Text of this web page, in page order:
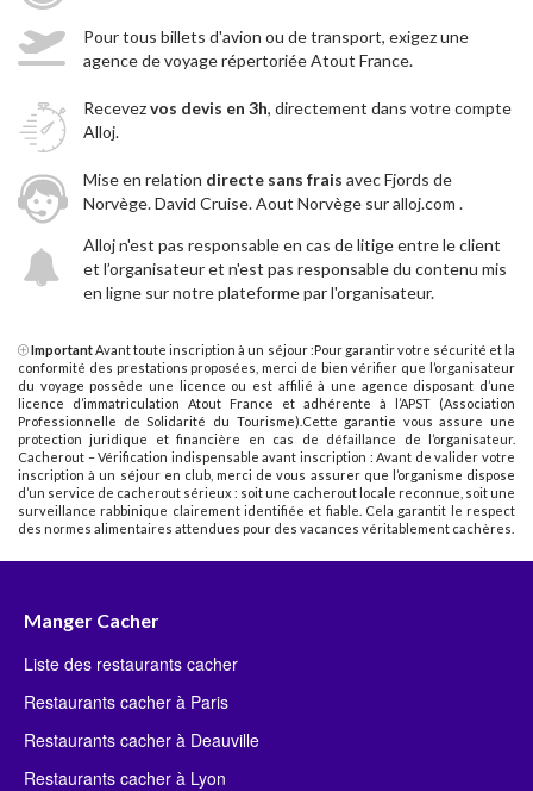
Pour tous billets d'avion ou de transport, exigez une
agence de voyage répertoriée Atout France.
Recevezvos devis en 3h, directement dans votre compte
Alloj.
Mise en relation directe sans frais avec Fjords de
Norvège. David Cruise. Aout Norvège sur alloj.com .
Alloj n'est pas responsable en cas de litige entre le client
et l’organisateur et n'est pas responsable du contenu mis
en ligne sur notre plateforme par l'organisateur.
ImportantAvant toute inscription à un séjour :Pour garantir votre sécurité et la
conformité des prestations proposées, merci de bien vérifier que l’organisateur
du voyage possède une licence ou est affilié à une agence disposant d’une
licence d’immatriculation Atout France et adhérente à l’APST (Association
Professionnelle de Solidarité du Tourisme).Cette garantie vous assure une
protection juridique et financière en cas de défaillance de l’organisateur.
Cacherout – Vérification indispensable avant inscription : Avant de valider votre
inscription à un séjour en club, merci de vous assurer que l’organisme dispose
d’un service de cacherout sérieux : soit une cacherout locale reconnue, soit une
surveillance rabbinique clairement identifiée et fiable. Cela garantit le respect
des normes alimentaires attendues pour des vacances véritablement cachères.
Manger Cacher
Liste des restaurants cacher
Restaurants cacher à Paris
Restaurants cacher à Deauville
Restaurants cacher à Lyon